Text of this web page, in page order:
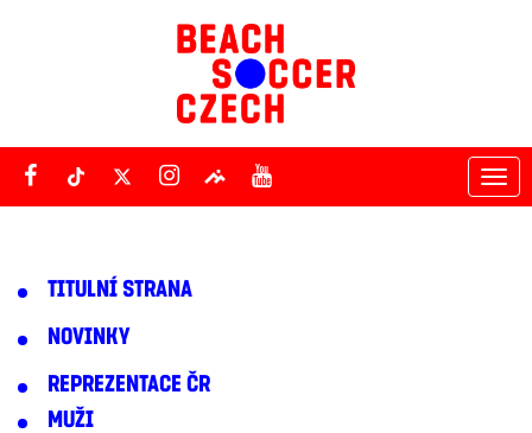
TITULNÍ STRANA
NOVINKY
REPREZENTACE ČR
MUŽI